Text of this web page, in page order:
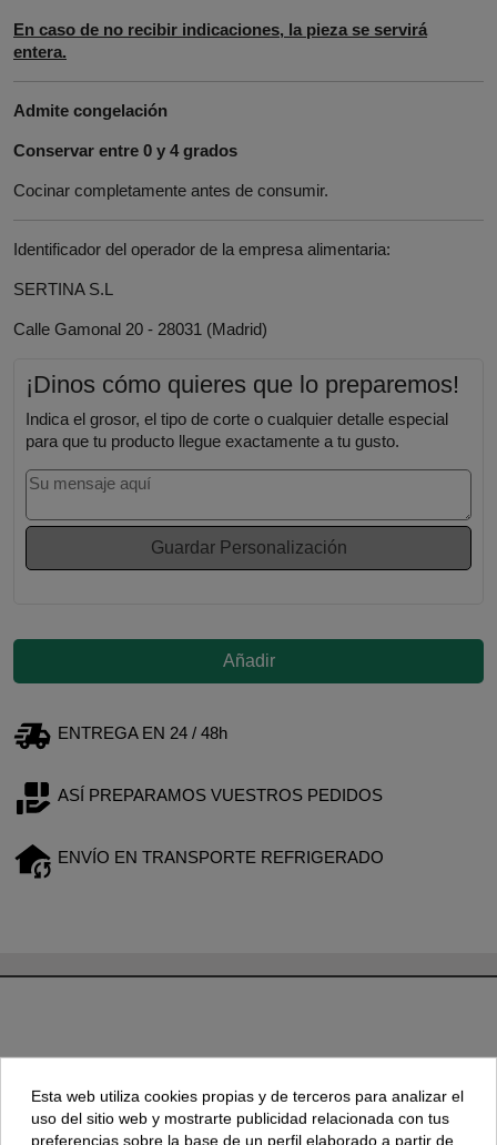
En caso de no recibir indicaciones, la pieza se servirá
entera.
Admite congelación
Conservar entre 0 y 4 grados
Cocinar completamente antes de consumir.
Identificador del operador de la empresa alimentaria:
SERTINA S.L
Calle Gamonal 20 - 28031 (Madrid)
¡Dinos cómo quieres que lo preparemos!
Indica el grosor, el tipo de corte o cualquier detalle especial
para que tu producto llegue exactamente a tu gusto.
Guardar Personalización
Añadir
ENTREGA EN 24 / 48h
ASÍ PREPARAMOS VUESTROS PEDIDOS
ENVÍO EN TRANSPORTE REFRIGERADO
TAMBIÉN PODRÍA INTERESARLE
Esta web utiliza cookies propias y de terceros para analizar el
uso del sitio web y mostrarte publicidad relacionada con tus
preferencias sobre la base de un perfil elaborado a partir de